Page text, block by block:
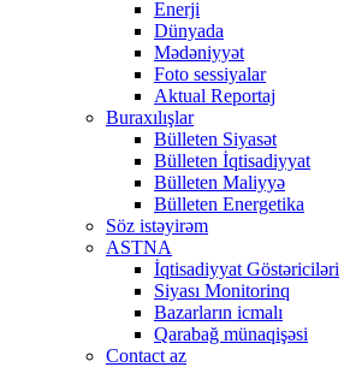
Enerji
Dünyada
Mədəniyyət
Foto sessiyalar
Aktual Reportaj
Buraxılışlar
Bülleten Siyasət
Bülleten İqtisadiyyat
Bülleten Maliyyə
Bülleten Energetika
Söz istəyirəm
ASTNA
İqtisadiyyat Göstəriciləri
Siyası Monitorinq
Bazarların icmalı
Qarabağ münaqişəsi
Contact az